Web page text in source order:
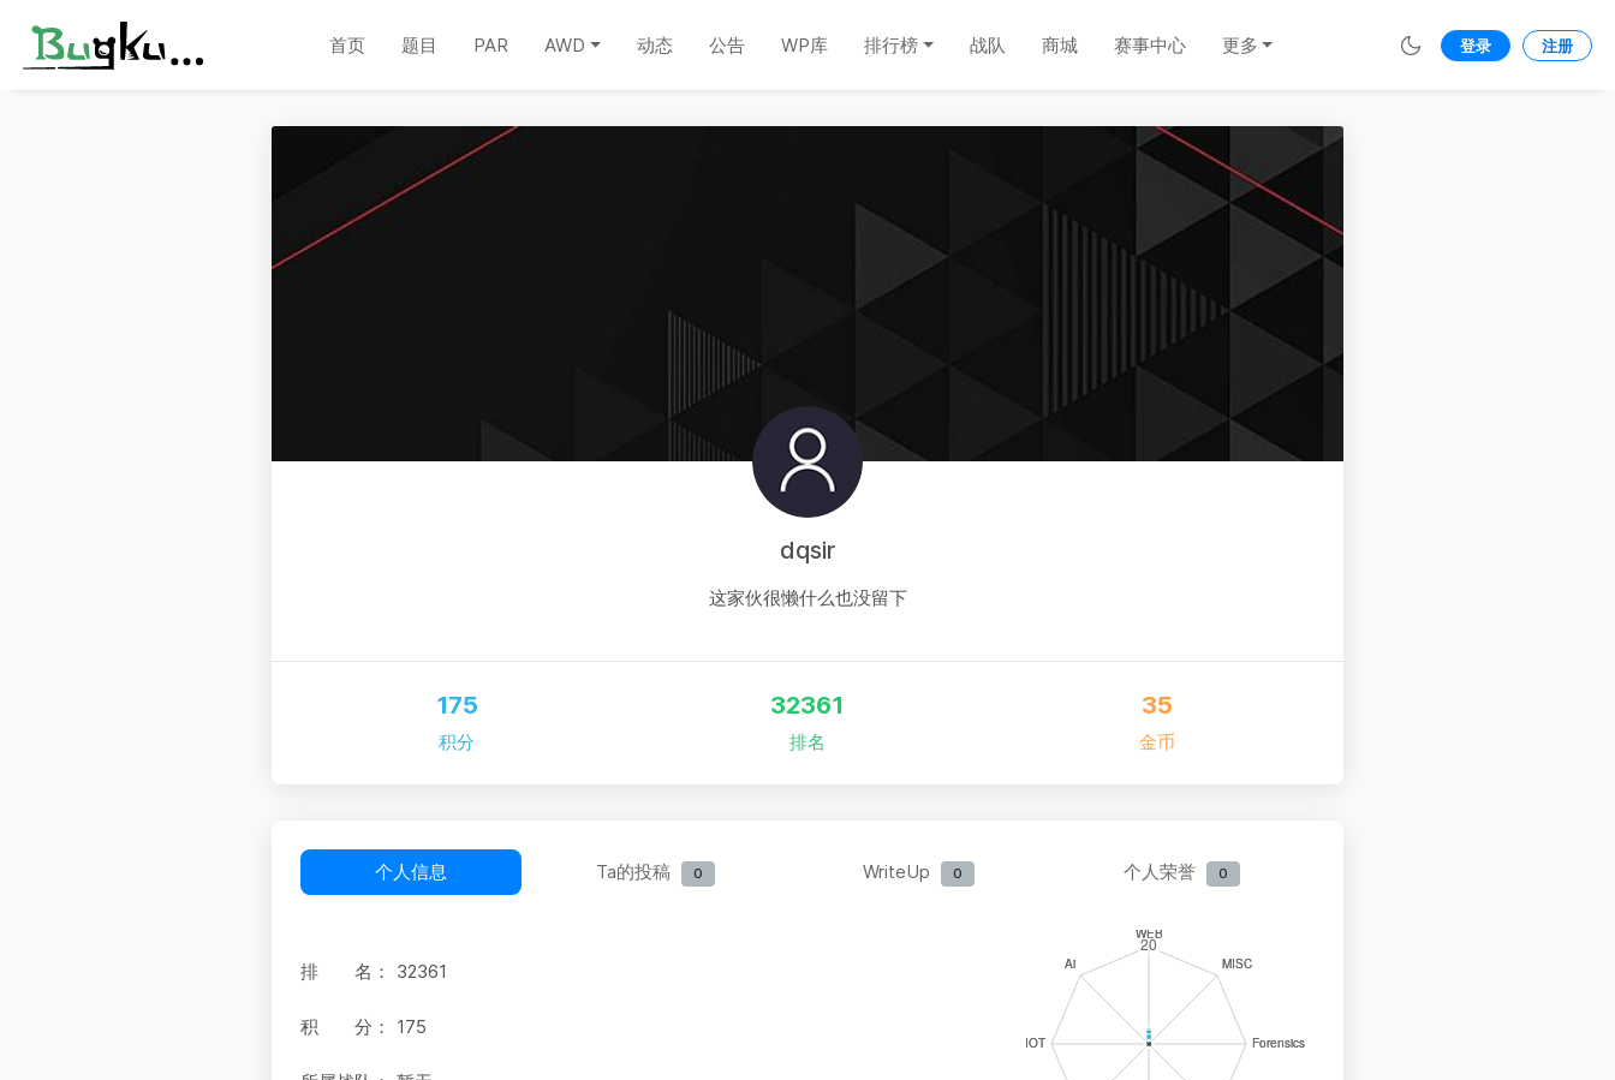
首页 题目 PAR AWD 动态 公告 WP库 排行榜 战队 商城 赛事中心 更多 登录 注册
dqsir
这家伙很懒什么也没留下
175
积分
32361
排名
35
金币
个人信息 Ta的投稿 0 WriteUp 0 个人荣誉 0
排 名： 32361
积 分： 175